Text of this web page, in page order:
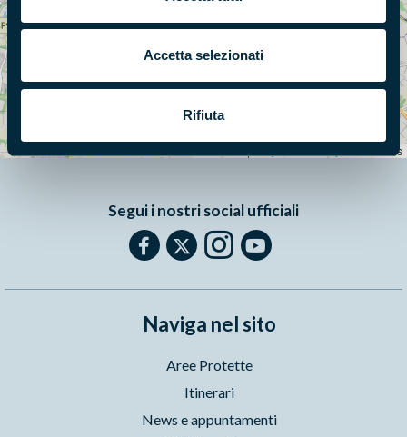
Accetta selezionati
Rifiuta
−
contributors
Segui i nostri social ufficiali
Naviga nel sito
Aree Protette
Itinerari
News e appuntamenti